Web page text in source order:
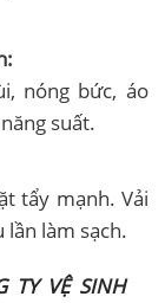
nóng bức, áo
suất.
tẩy mạnh. Vải
làm sạch.
TY VỆ SINH